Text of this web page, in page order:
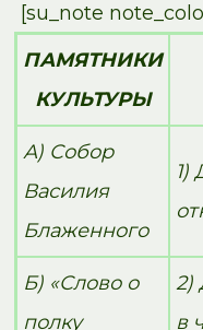
[su_note
ПАМЯТНИКИ
КУЛЬТУРЫ
А) Собор
Василия
Блаженного
1)
Б) «Слово о
полку
2)
в